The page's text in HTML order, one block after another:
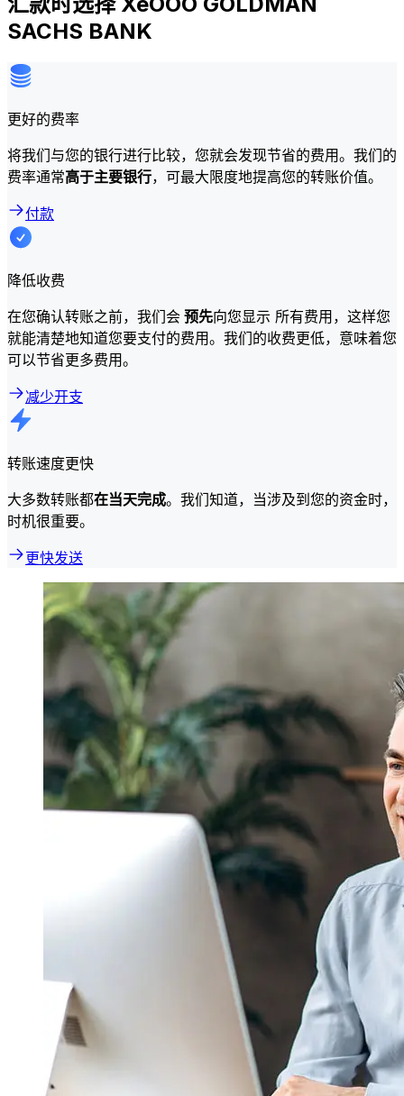
SACHS BANK
更好的费率
将我们与您的银行进行比较，您就会发现节省的费用。我们的
费率通常高于主要银行，可最大限度地提高您的转账价值。
付款
降低收费
在您确认转账之前，我们会 预先向您显示 所有费用，这样您
就能清楚地知道您要支付的费用。我们的收费更低，意味着您
可以节省更多费用。
减少开支
转账速度更快
大多数转账都在当天完成。我们知道，当涉及到您的资金时，
时机很重要。
更快发送